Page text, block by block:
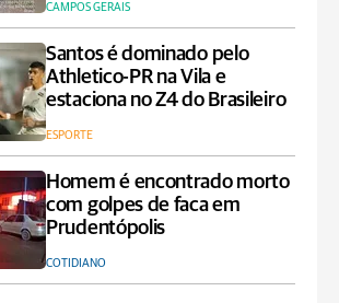
CAMPOS GERAIS
Santos é dominado pelo
Athletico-PR na Vila e
estaciona no Z4 do Brasileiro
ESPORTE
Homem é encontrado morto
com golpes de faca em
Prudentópolis
COTIDIANO